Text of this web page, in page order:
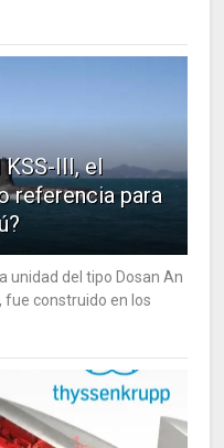
III, el
referencia para
unidad del tipo Dosan An
fue construido en los